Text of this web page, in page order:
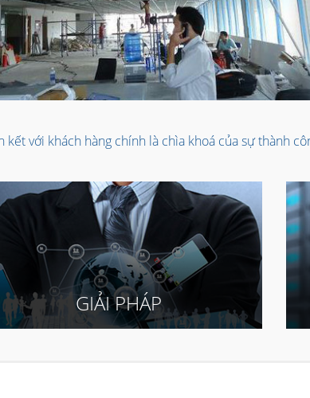
kết với khách hàng chính là chìa khoá của sự thành
GIẢI PHÁP